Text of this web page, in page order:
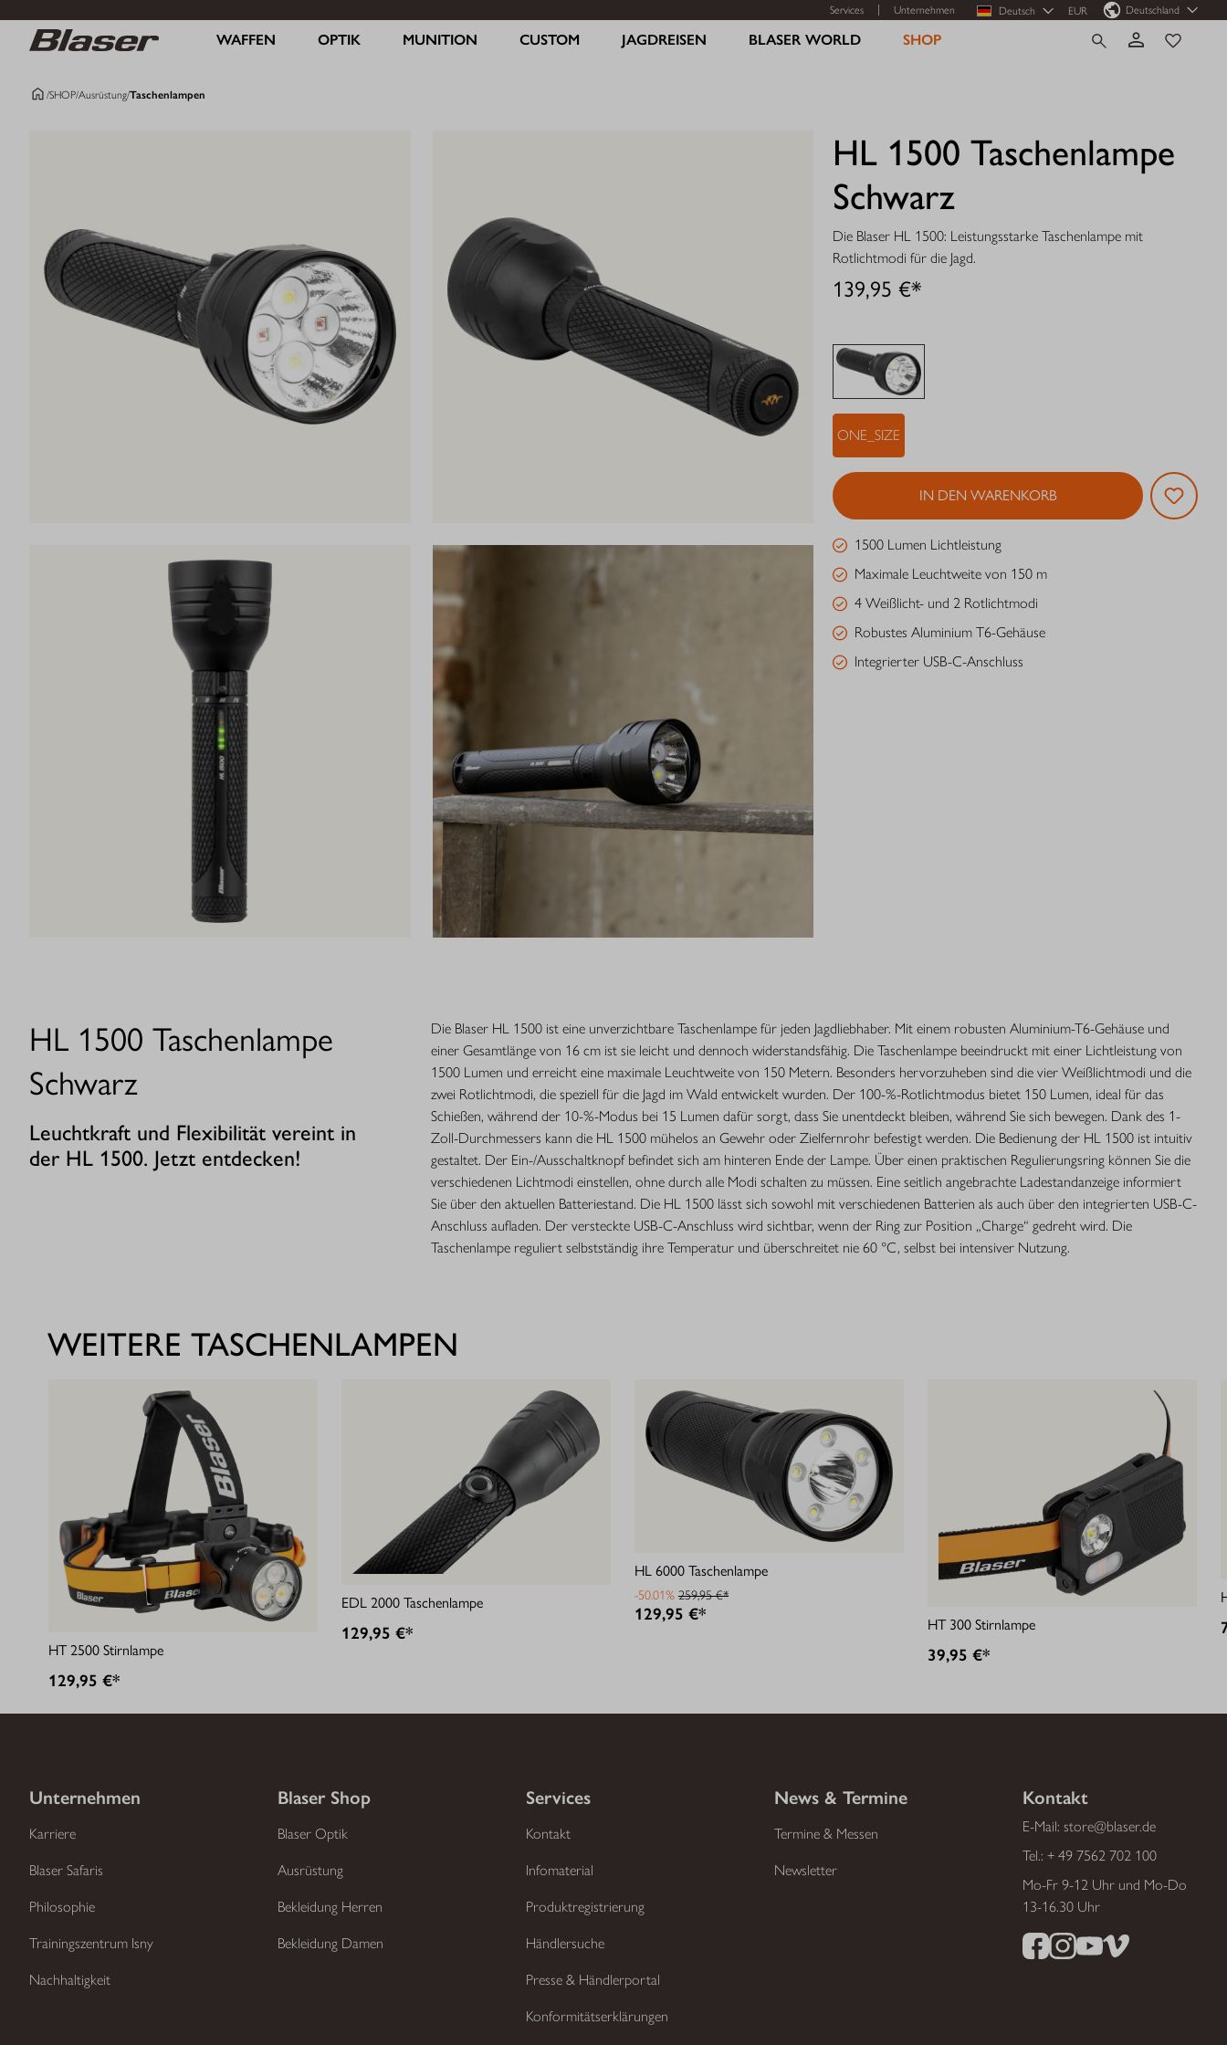
Services Unternehmen Deutsch EUR Deutschland
WAFFEN OPTIK MUNITION CUSTOM JAGDREISEN BLASER WORLD SHOP
/SHOP/Ausrüstung/Taschenlampen
HL 1500 Taschenlampe
Schwarz
Die Blaser HL 1500: Leistungsstarke Taschenlampe mit
Rotlichtmodi für die Jagd.
139,95 €*
ONE_SIZE
IN DEN WARENKORB
1500 Lumen Lichtleistung
Maximale Leuchtweite von 150 m
4 Weißlicht- und 2 Rotlichtmodi
Robustes Aluminium T6-Gehäuse
Integrierter USB-C-Anschluss
HL 1500 Taschenlampe
Schwarz
Leuchtkraft und Flexibilität vereint in
der HL 1500. Jetzt entdecken!
Die Blaser HL 1500 ist eine unverzichtbare Taschenlampe für jeden Jagdliebhaber. Mit einem robusten Aluminium-T6-Gehäuse und
einer Gesamtlänge von 16 cm ist sie leicht und dennoch widerstandsfähig. Die Taschenlampe beeindruckt mit einer Lichtleistung von
1500 Lumen und erreicht eine maximale Leuchtweite von 150 Metern. Besonders hervorzuheben sind die vier Weißlichtmodi und die
zwei Rotlichtmodi, die speziell für die Jagd im Wald entwickelt wurden. Der 100-%-Rotlichtmodus bietet 150 Lumen, ideal für das
Schießen, während der 10-%-Modus bei 15 Lumen dafür sorgt, dass Sie unentdeckt bleiben, während Sie sich bewegen. Dank des 1-
Zoll-Durchmessers kann die HL 1500 mühelos an Gewehr oder Zielfernrohr befestigt werden. Die Bedienung der HL 1500 ist intuitiv
gestaltet. Der Ein-/Ausschaltknopf befindet sich am hinteren Ende der Lampe. Über einen praktischen Regulierungsring können Sie die
verschiedenen Lichtmodi einstellen, ohne durch alle Modi schalten zu müssen. Eine seitlich angebrachte Ladestandanzeige informiert
Sie über den aktuellen Batteriestand. Die HL 1500 lässt sich sowohl mit verschiedenen Batterien als auch über den integrierten USB-C-
Anschluss aufladen. Der versteckte USB-C-Anschluss wird sichtbar, wenn der Ring zur Position „Charge“ gedreht wird. Die
Taschenlampe reguliert selbstständig ihre Temperatur und überschreitet nie 60 °C, selbst bei intensiver Nutzung.
WEITERE TASCHENLAMPEN
HT 2500 Stirnlampe
129,95 €*
EDL 2000 Taschenlampe
129,95 €*
HL 6000 Taschenlampe
-50.01% 259,95 €*
129,95 €*
HT 300 Stirnlampe
39,95 €*
Unternehmen
Karriere
Blaser Safaris
Philosophie
Trainingszentrum Isny
Nachhaltigkeit
Blaser Shop
Blaser Optik
Ausrüstung
Bekleidung Herren
Bekleidung Damen
Services
Kontakt
Infomaterial
Produktregistrierung
Händlersuche
Presse & Händlerportal
Konformitätserklärungen
News & Termine
Termine & Messen
Newsletter
Kontakt
E-Mail: store@blaser.de
Tel.: + 49 7562 702 100
Mo-Fr 9-12 Uhr und Mo-Do
13-16.30 Uhr